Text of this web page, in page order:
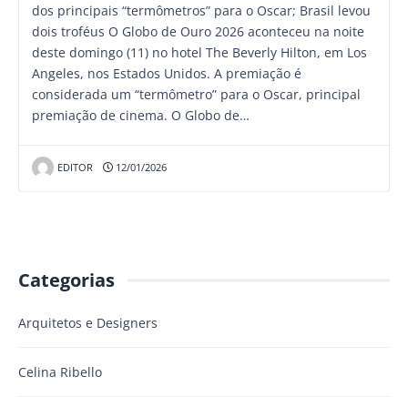
dos principais “termômetros” para o Oscar; Brasil levou
dois troféus O Globo de Ouro 2026 aconteceu na noite
deste domingo (11) no hotel The Beverly Hilton, em Los
Angeles, nos Estados Unidos. A premiação é
considerada um “termômetro” para o Oscar, principal
premiação de cinema. O Globo de…
EDITOR 12/01/2026
Categorias
Arquitetos e Designers
Celina Ribello